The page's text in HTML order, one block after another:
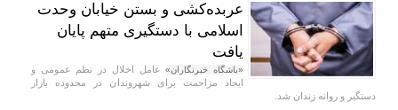
عربده‌کشی و بستن خیابان وحدت
اسلامی با دستگیری متهم پایان
یافت
«باشگاه خبرنگاران»عامل اخلال در نظم عمومی و
ایجاد مزاحمت برای شهروندان در محدوده بازار
دستگیر و روانه زندان شد.